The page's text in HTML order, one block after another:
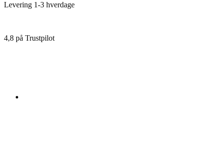
Levering 1-3 hverdage
4,8 på Trustpilot